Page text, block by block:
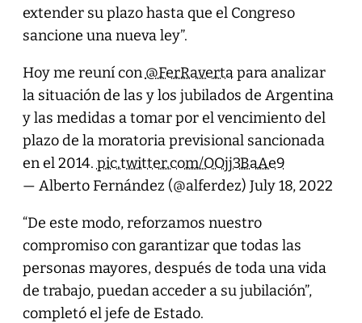
extender su plazo hasta que el Congreso
sancione una nueva ley”.
Hoy me reuní con @FerRavertapara analizar
la situación de las y los jubilados de Argentina
y las medidas a tomar por el vencimiento del
plazo de la moratoria previsional sancionada
en el 2014. pic.twitter.com/OOjj3BaAe9
— Alberto Fernández (@alferdez) July 18, 2022
“De este modo, reforzamos nuestro
compromiso con garantizar que todas las
personas mayores, después de toda una vida
de trabajo, puedan acceder a su jubilación”,
completó el jefe de Estado.